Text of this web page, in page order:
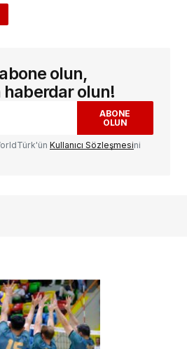
kullanılması için
ve site adresim bu
olun,
olun!
ABONE
OLUN
Kullanıcı Sözleşmesini